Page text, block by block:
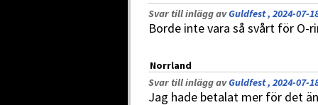
Svar till inlägg avGuldfest , 2024-07-
Borde inte vara så svårt för O-
Norrland
Svar till inlägg avGuldfest , 2024-07-
Jag hade betalat mer för det